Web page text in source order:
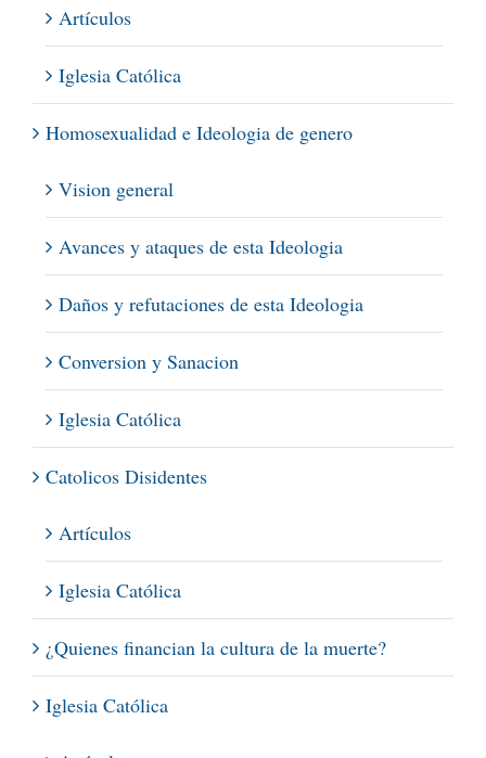
Artículos
Iglesia Católica
Homosexualidad e Ideologia de genero
Vision general
Avances y ataques de esta Ideologia
Daños y refutaciones de esta Ideologia
Conversion y Sanacion
Iglesia Católica
Catolicos Disidentes
Artículos
Iglesia Católica
¿Quienes financian la cultura de la muerte?
Iglesia Católica